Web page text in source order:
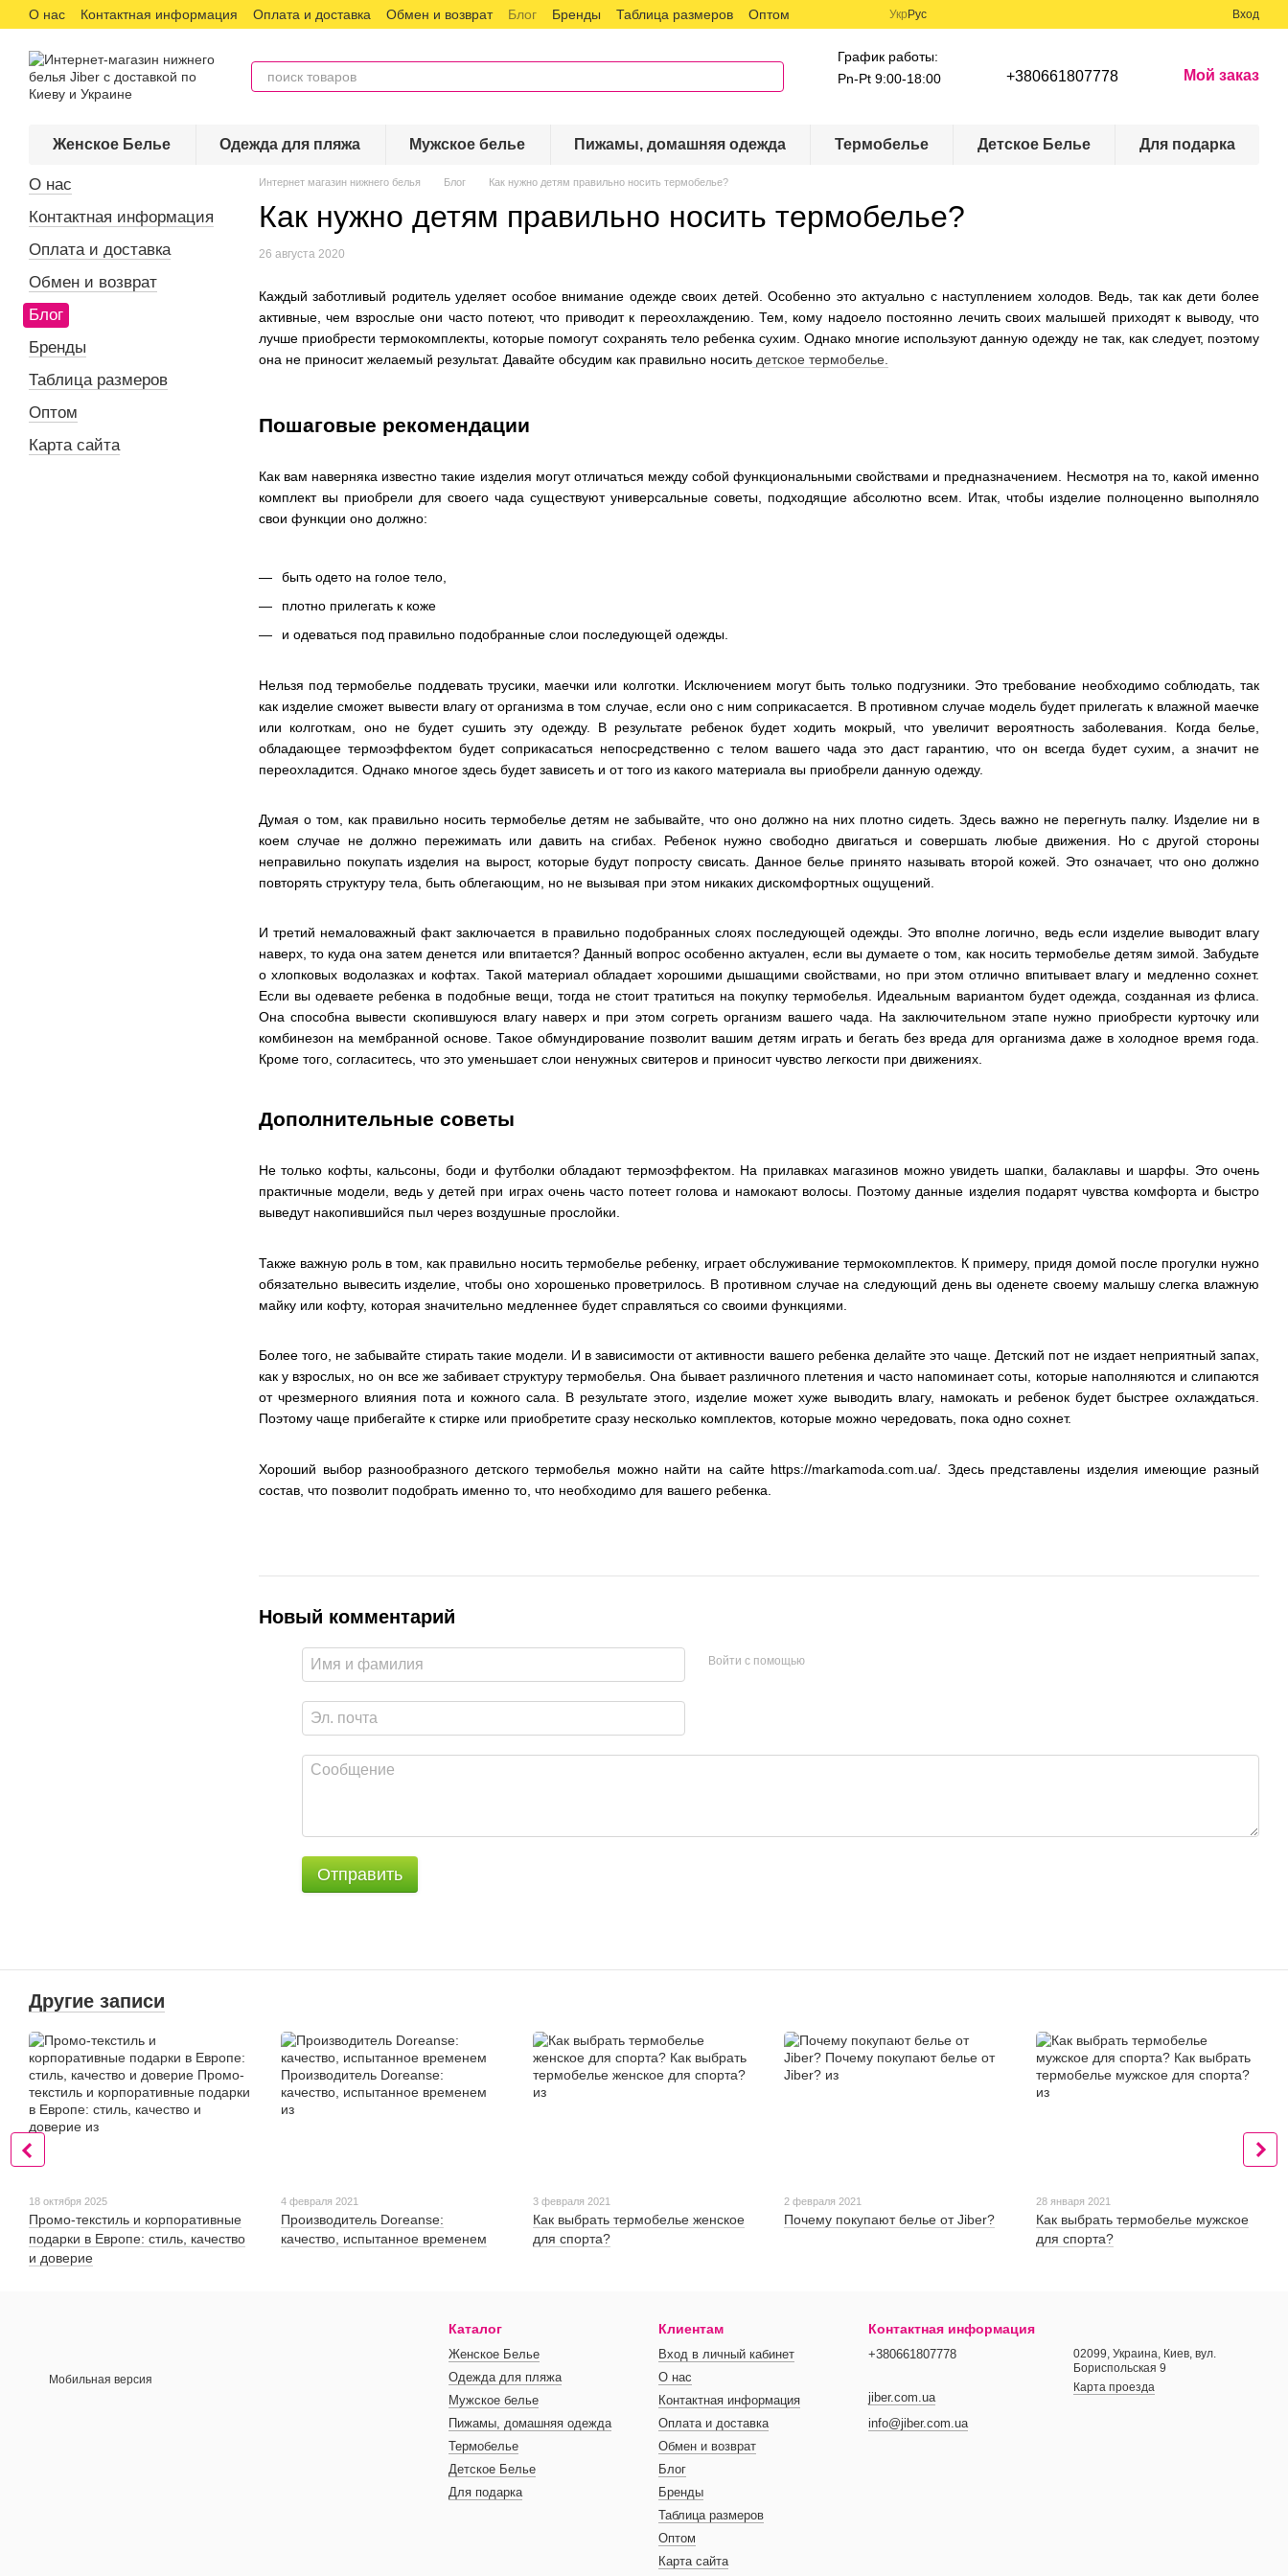
Перейти к основному контенту
О нас Контактная информация Оплата и доставка Обмен и возврат Блог Бренды Таблица размеров Оптом Укр Рус Вход
График работы:
Pn-Pt 9:00-18:00
+380661807778 Мой заказ
Женское Белье Одежда для пляжа Мужское белье Пижамы, домашняя одежда Термобелье Детское Белье Для подарка
Интернет магазин нижнего белья Блог Как нужно детям правильно носить термобелье?
Как нужно детям правильно носить термобелье?
26 августа 2020
Каждый заботливый родитель уделяет особое внимание одежде своих детей. Особенно это актуально с наступлением холодов. Ведь, так как дети более
активные, чем взрослые они часто потеют, что приводит к переохлаждению. Тем, кому надоело постоянно лечить своих малышей приходят к выводу, что
лучше приобрести термокомплекты, которые помогут сохранять тело ребенка сухим. Однако многие используют данную одежду не так, как следует, поэтому
она не приносит желаемый результат. Давайте обсудим как правильно носить детское термобелье.
Пошаговые рекомендации
Как вам наверняка известно такие изделия могут отличаться между собой функциональными свойствами и предназначением. Несмотря на то, какой именно
комплект вы приобрели для своего чада существуют универсальные советы, подходящие абсолютно всем. Итак, чтобы изделие полноценно выполняло
свои функции оно должно:
быть одето на голое тело,
плотно прилегать к коже
и одеваться под правильно подобранные слои последующей одежды.
Нельзя под термобелье поддевать трусики, маечки или колготки. Исключением могут быть только подгузники. Это требование необходимо соблюдать, так
как изделие сможет вывести влагу от организма в том случае, если оно с ним соприкасается. В противном случае модель будет прилегать к влажной маечке
или колготкам, оно не будет сушить эту одежду. В результате ребенок будет ходить мокрый, что увеличит вероятность заболевания. Когда белье,
обладающее термоэффектом будет соприкасаться непосредственно с телом вашего чада это даст гарантию, что он всегда будет сухим, а значит не
переохладится. Однако многое здесь будет зависеть и от того из какого материала вы приобрели данную одежду.
Думая о том, как правильно носить термобелье детям не забывайте, что оно должно на них плотно сидеть. Здесь важно не перегнуть палку. Изделие ни в
коем случае не должно пережимать или давить на сгибах. Ребенок нужно свободно двигаться и совершать любые движения. Но с другой стороны
неправильно покупать изделия на вырост, которые будут попросту свисать. Данное белье принято называть второй кожей. Это означает, что оно должно
повторять структуру тела, быть облегающим, но не вызывая при этом никаких дискомфортных ощущений.
И третий немаловажный факт заключается в правильно подобранных слоях последующей одежды. Это вполне логично, ведь если изделие выводит влагу
наверх, то куда она затем денется или впитается? Данный вопрос особенно актуален, если вы думаете о том, как носить термобелье детям зимой. Забудьте
о хлопковых водолазках и кофтах. Такой материал обладает хорошими дышащими свойствами, но при этом отлично впитывает влагу и медленно сохнет.
Если вы одеваете ребенка в подобные вещи, тогда не стоит тратиться на покупку термобелья. Идеальным вариантом будет одежда, созданная из флиса.
Она способна вывести скопившуюся влагу наверх и при этом согреть организм вашего чада. На заключительном этапе нужно приобрести курточку или
комбинезон на мембранной основе. Такое обмундирование позволит вашим детям играть и бегать без вреда для организма даже в холодное время года.
Кроме того, согласитесь, что это уменьшает слои ненужных свитеров и приносит чувство легкости при движениях.
Дополнительные советы
Не только кофты, кальсоны, боди и футболки обладают термоэффектом. На прилавках магазинов можно увидеть шапки, балаклавы и шарфы. Это очень
практичные модели, ведь у детей при играх очень часто потеет голова и намокают волосы. Поэтому данные изделия подарят чувства комфорта и быстро
выведут накопившийся пыл через воздушные прослойки.
Также важную роль в том, как правильно носить термобелье ребенку, играет обслуживание термокомплектов. К примеру, придя домой после прогулки нужно
обязательно вывесить изделие, чтобы оно хорошенько проветрилось. В противном случае на следующий день вы оденете своему малышу слегка влажную
майку или кофту, которая значительно медленнее будет справляться со своими функциями.
Более того, не забывайте стирать такие модели. И в зависимости от активности вашего ребенка делайте это чаще. Детский пот не издает неприятный запах,
как у взрослых, но он все же забивает структуру термобелья. Она бывает различного плетения и часто напоминает соты, которые наполняются и слипаются
от чрезмерного влияния пота и кожного сала. В результате этого, изделие может хуже выводить влагу, намокать и ребенок будет быстрее охлаждаться.
Поэтому чаще прибегайте к стирке или приобретите сразу несколько комплектов, которые можно чередовать, пока одно сохнет.
Хороший выбор разнообразного детского термобелья можно найти на сайте https://markamoda.com.ua/. Здесь представлены изделия имеющие разный
состав, что позволит подобрать именно то, что необходимо для вашего ребенка.
Новый комментарий
Войти с помощью
Отправить
О нас
Контактная информация
Оплата и доставка
Обмен и возврат
Блог
Бренды
Таблица размеров
Оптом
Карта сайта
Другие записи
18 октября 2025
Промо-текстиль и корпоративные
подарки в Европе: стиль, качество
и доверие
4 февраля 2021
Производитель Doreanse:
качество, испытанное временем
3 февраля 2021
Как выбрать термобелье женское
для спорта?
2 февраля 2021
Почему покупают белье от Jiber?
28 января 2021
Как выбрать термобелье мужское
для спорта?
Мобильная версия
Каталог
Женское Белье
Одежда для пляжа
Мужское белье
Пижамы, домашняя одежда
Термобелье
Детское Белье
Для подарка
Клиентам
Вход в личный кабинет
О нас
Контактная информация
Оплата и доставка
Обмен и возврат
Блог
Бренды
Таблица размеров
Оптом
Карта сайта
Контактная информация
+380661807778
jiber.com.ua
info@jiber.com.ua
02099, Украина, Киев, вул.
Бориспольская 9
Карта проезда